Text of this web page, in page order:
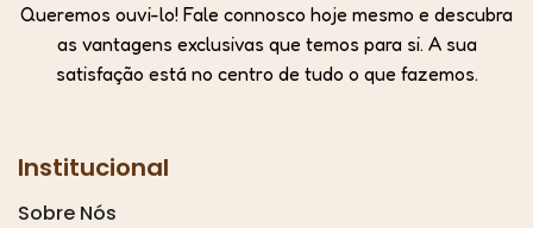
Queremos ouvi-lo! Fale connosco hoje mesmo e descubra
as vantagens exclusivas que temos para si. A sua
satisfação está no centro de tudo o que fazemos.
Institucional
Sobre Nós